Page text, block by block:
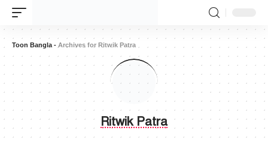
Toon Bangla - Archives for Ritwik Patra
Ritwik Patra